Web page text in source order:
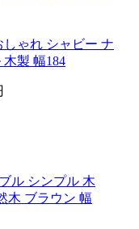
ゃれ シャビー ナ
製 幅184